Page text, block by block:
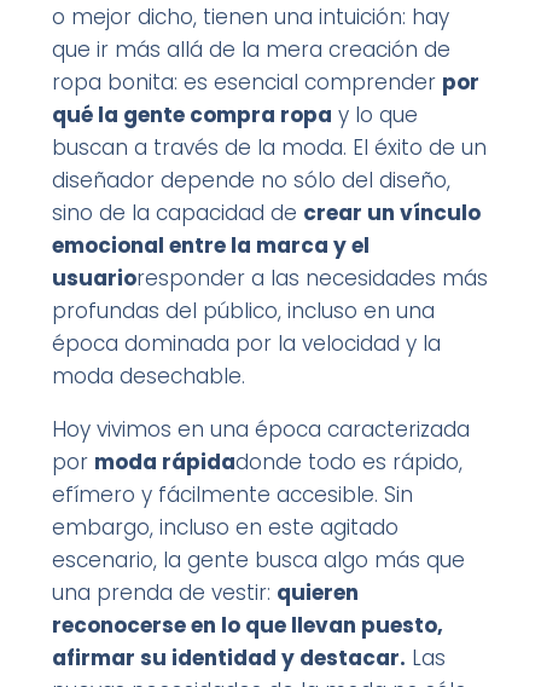
o mejor dicho, tienen una intuición: hay
que ir más allá de la mera creación de
ropa bonita: es esencial comprender por
qué la gente compra ropa y lo que
buscan a través de la moda. El éxito de un
diseñador depende no sólo del diseño,
sino de la capacidad de crear un vínculo
emocional entre la marca y el
usuarioresponder a las necesidades más
profundas del público, incluso en una
época dominada por la velocidad y la
moda desechable.
Hoy vivimos en una época caracterizada
por moda rápidadonde todo es rápido,
efímero y fácilmente accesible. Sin
embargo, incluso en este agitado
escenario, la gente busca algo más que
una prenda de vestir: quieren
reconocerse en lo que llevan puesto,
afirmar su identidad y destacar. Las